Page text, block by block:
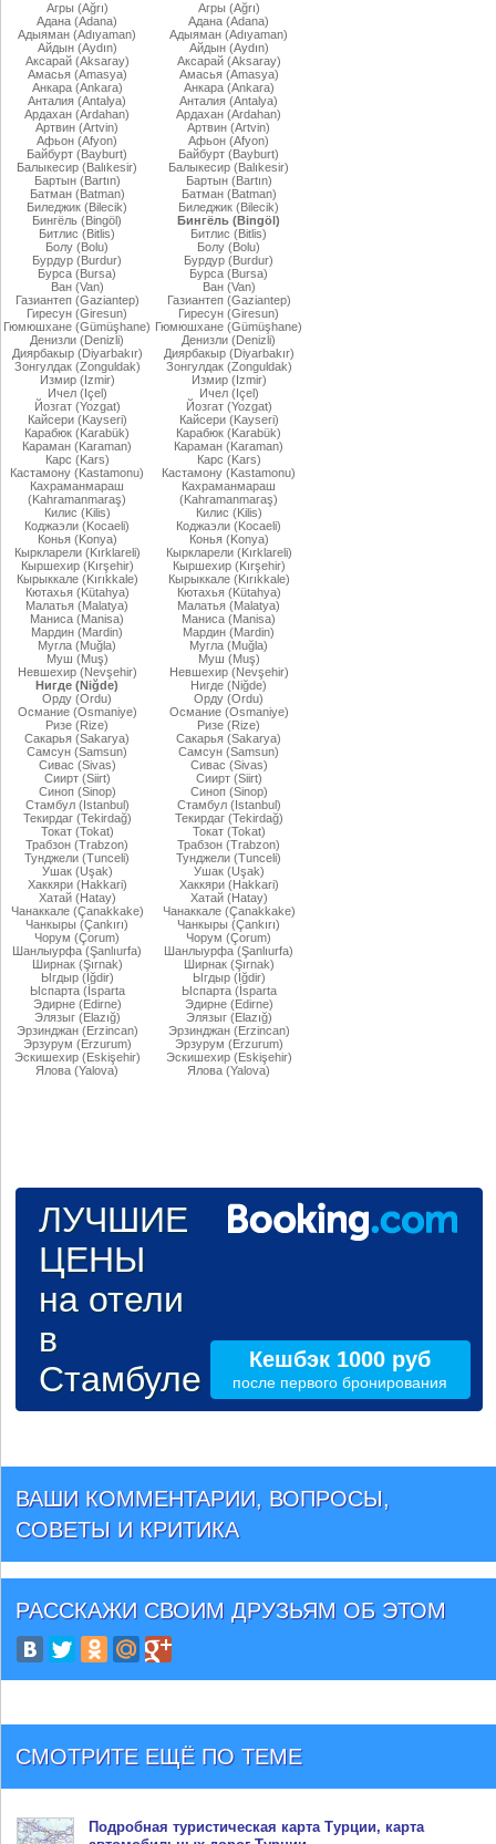
Агры (Ağrı)
Адана (Adana)
Адыяман (Adıyaman)
Айдын (Aydın)
Аксарай (Aksaray)
Амасья (Amasya)
Анкара (Ankara)
Анталия (Antalya)
Ардахан (Ardahan)
Артвин (Artvin)
Афьон (Afyon)
Байбурт (Bayburt)
Балыкесир (Balıkesir)
Бартын (Bartın)
Батман (Batman)
Биледжик (Bilecik)
Бингёль (Bingöl)
Битлис (Bitlis)
Болу (Bolu)
Бурдур (Burdur)
Бурса (Bursa)
Ван (Van)
Газиантеп (Gaziantep)
Гиресун (Giresun)
Гюмюшхане (Gümüşhane)
Денизли (Denizli)
Диярбакыр (Diyarbakır)
Зонгулдак (Zonguldak)
Измир (Izmir)
Ичел (Içel)
Йозгат (Yozgat)
Кайсери (Kayseri)
Карабюк (Karabük)
Караман (Karaman)
Карс (Kars)
Кастамону (Kastamonu)
Кахраманмараш
(Kahramanmaraş)
Килис (Kilis)
Коджаэли (Kocaeli)
Конья (Konya)
Кыркларели (Kırklareli)
Кыршехир (Kırşehir)
Кырыккале (Kırıkkale)
Кютахья (Kütahya)
Малатья (Malatya)
Маниса (Manisa)
Мардин (Mardin)
Мугла (Muğla)
Муш (Muş)
Невшехир (Nevşehir)
Нигде (Niğde)
Орду (Ordu)
Османие (Osmaniye)
Ризе (Rize)
Сакарья (Sakarya)
Самсун (Samsun)
Сивас (Sivas)
Сиирт (Siirt)
Синоп (Sinop)
Стамбул (Istanbul)
Текирдаг (Tekirdağ)
Токат (Tokat)
Трабзон (Trabzon)
Тунджели (Tunceli)
Ушак (Uşak)
Хаккяри (Hakkari)
Хатай (Hatay)
Чанаккале (Çanakkake)
Чанкыры (Çankırı)
Чорум (Çorum)
Шанлыурфа (Şanlıurfa)
Ширнак (Şırnak)
Ыгдыр (Iğdir)
Ыспарта (İsparta
Эдирне (Edirne)
Элязыг (Elazığ)
Эрзинджан (Erzincan)
Эрзурум (Erzurum)
Эскишехир (Eskişehir)
Ялова (Yalova)
Агры (Ağrı)
Адана (Adana)
Адыяман (Adıyaman)
Айдын (Aydın)
Аксарай (Aksaray)
Амасья (Amasya)
Анкара (Ankara)
Анталия (Antalya)
Ардахан (Ardahan)
Артвин (Artvin)
Афьон (Afyon)
Байбурт (Bayburt)
Балыкесир (Balıkesir)
Бартын (Bartın)
Батман (Batman)
Биледжик (Bilecik)
Бингёль (Bingöl)
Битлис (Bitlis)
Болу (Bolu)
Бурдур (Burdur)
Бурса (Bursa)
Ван (Van)
Газиантеп (Gaziantep)
Гиресун (Giresun)
Гюмюшхане (Gümüşhane)
Денизли (Denizli)
Диярбакыр (Diyarbakır)
Зонгулдак (Zonguldak)
Измир (Izmir)
Ичел (Içel)
Йозгат (Yozgat)
Кайсери (Kayseri)
Карабюк (Karabük)
Караман (Karaman)
Карс (Kars)
Кастамону (Kastamonu)
Кахраманмараш
(Kahramanmaraş)
Килис (Kilis)
Коджаэли (Kocaeli)
Конья (Konya)
Кыркларели (Kırklareli)
Кыршехир (Kırşehir)
Кырыккале (Kırıkkale)
Кютахья (Kütahya)
Малатья (Malatya)
Маниса (Manisa)
Мардин (Mardin)
Мугла (Muğla)
Муш (Muş)
Невшехир (Nevşehir)
Нигде (Niğde)
Орду (Ordu)
Османие (Osmaniye)
Ризе (Rize)
Сакарья (Sakarya)
Самсун (Samsun)
Сивас (Sivas)
Сиирт (Siirt)
Синоп (Sinop)
Стамбул (Istanbul)
Текирдаг (Tekirdağ)
Токат (Tokat)
Трабзон (Trabzon)
Тунджели (Tunceli)
Ушак (Uşak)
Хаккяри (Hakkari)
Хатай (Hatay)
Чанаккале (Çanakkake)
Чанкыры (Çankırı)
Чорум (Çorum)
Шанлыурфа (Şanlıurfa)
Ширнак (Şırnak)
Ыгдыр (Iğdir)
Ыспарта (İsparta
Эдирне (Edirne)
Элязыг (Elazığ)
Эрзинджан (Erzincan)
Эрзурум (Erzurum)
Эскишехир (Eskişehir)
Ялова (Yalova)
ЛУЧШИЕ
ЦЕНЫ
на отели
в
Стамбуле
Кешбэк 1000 руб
после первого бронирования
ВАШИ КОММЕНТАРИИ, ВОПРОСЫ,
СОВЕТЫ И КРИТИКА
РАССКАЖИ СВОИМ ДРУЗЬЯМ ОБ ЭТОМ
СМОТРИТЕ ЕЩЁ ПО ТЕМЕ
Подробная туристическая карта Турции, карта